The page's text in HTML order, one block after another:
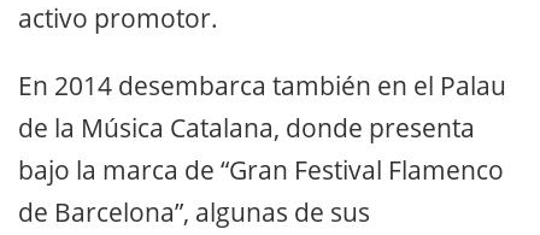
activo promotor.
En 2014 desembarca también en el Palau
de la Música Catalana, donde presenta
bajo la marca de “Gran Festival Flamenco
de Barcelona”, algunas de sus